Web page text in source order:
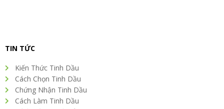
TIN TỨC
Kiến Thức Tinh Dầu
Cách Chọn Tinh Dầu
Chứng Nhận Tinh Dầu
Cách Làm Tinh Dầu